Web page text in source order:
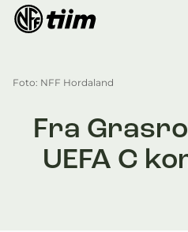
Foto: NFF Hordaland
Fra
UEFA C